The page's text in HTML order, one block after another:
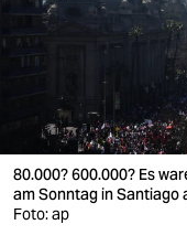
wahrheit
verlag
veranstaltungen
shop
80.000? 600.000? Es
am Sonntag in Santiago
Foto: ap